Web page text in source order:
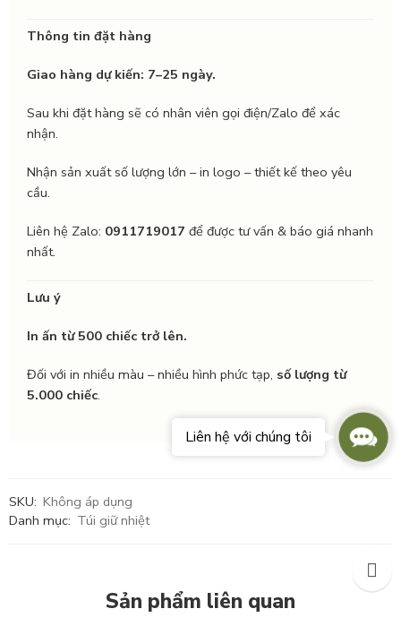
Thông tin đặt hàng
Giao hàng dự kiến: 7–25 ngày.
Sau khi đặt hàng sẽ có nhân viên gọi điện/Zalo để xác
nhận.
Nhận sản xuất số lượng lớn – in logo – thiết kế theo yêu
cầu.
Liên hệ Zalo: 0911719017 để được tư vấn & báo giá nhanh
nhất.
Lưu ý
In ấn từ 500 chiếc trở lên.
Đối với in nhiều màu – nhiều hình phức tạp, số lượng từ
5.000 chiếc.
SKU: Không áp dụng
Danh mục: Túi giữ nhiệt
Sản phẩm liên quan
Us
Liên hệ với chúng tôi